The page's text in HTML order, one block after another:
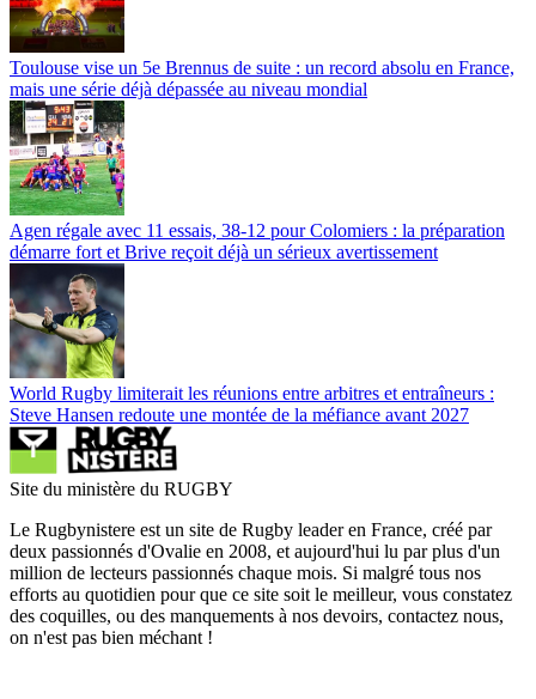
Toulouse vise un 5e Brennus de suite : un record absolu en France,
mais une série déjà dépassée au niveau mondial
Agen régale avec 11 essais, 38-12 pour Colomiers : la préparation
démarre fort et Brive reçoit déjà un sérieux avertissement
World Rugby limiterait les réunions entre arbitres et entraîneurs :
Steve Hansen redoute une montée de la méfiance avant 2027
Site du ministère du RUGBY
Le Rugbynistere est un site de Rugby leader en France, créé par
deux passionnés d'Ovalie en 2008, et aujourd'hui lu par plus d'un
million de lecteurs passionnés chaque mois. Si malgré tous nos
efforts au quotidien pour que ce site soit le meilleur, vous constatez
des coquilles, ou des manquements à nos devoirs, contactez nous,
on n'est pas bien méchant !